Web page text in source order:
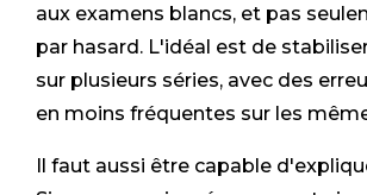
aux examens blancs, et pas
par hasard. L'idéal est de
sur plusieurs séries, avec des
en moins fréquentes sur les
Il faut aussi être capable